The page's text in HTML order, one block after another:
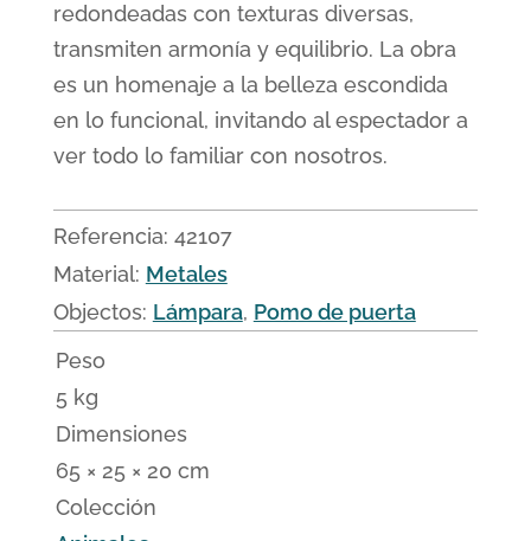
redondeadas con texturas diversas,
transmiten armonía y equilibrio. La obra
es un homenaje a la belleza escondida
en lo funcional, invitando al espectador a
ver todo lo familiar con nosotros.
Referencia: 42107
Material: Metales
Objectos: Lámpara, Pomo de puerta
Peso
5 kg
Dimensiones
65 × 25 × 20 cm
Colección